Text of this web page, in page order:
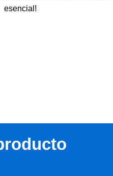
esencial!